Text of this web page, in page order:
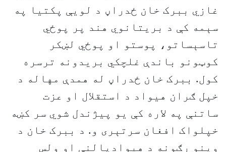
غازي ببرک خان ځدراڼ د لویې پکتیا په
سېمه کې د بریتانوي هند پر پوځي
تاسېساتو، پوستو او پوځي لښکر
کوټونو باندې غلچکي بریدونه ترسره
کول. ببرک خان ځدراڼ له همدې مهاله د
خپل ګران هیواد د استقلال او عزت
ساتنې په لاره کې یو پیژندل شوي سر کښه
خپلواک افغان سرتېری و. د ببرک خان د
وینو رګونه د هیوادپالنې او ولس